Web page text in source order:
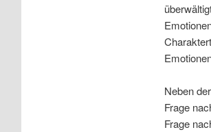
Neben
Frage
Frage